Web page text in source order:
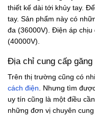
thiết kế dài tới khủy tay.
tay. Sản phẩm này có
đa (36000V). Điện áp
(40000V).
Địa chỉ cung cấp
Trên thị trường cũng có
cách điện . Nhưng tìm
uy tín cũng là một điều
những đơn vị chuyên